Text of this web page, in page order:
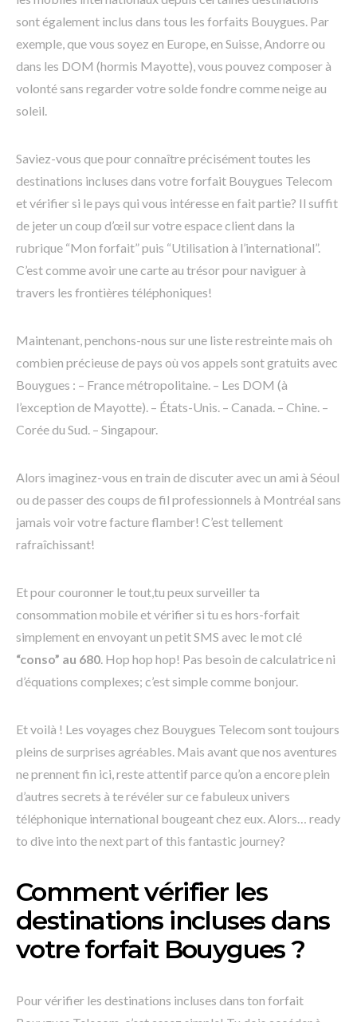
sont également inclus dans tous les forfaits Bouygues. Par
exemple, que vous soyez en Europe, en Suisse, Andorre ou
dans les DOM (hormis Mayotte), vous pouvez composer à
volonté sans regarder votre solde fondre comme neige au
soleil.
Saviez-vous que pour connaître précisément toutes les
destinations incluses dans votre forfait Bouygues Telecom
et vérifier si le pays qui vous intéresse en fait partie? Il suffit
de jeter un coup d’œil sur votre espace client dans la
rubrique “Mon forfait” puis “Utilisation à l’international”.
C’est comme avoir une carte au trésor pour naviguer à
travers les frontières téléphoniques!
Maintenant, penchons-nous sur une liste restreinte mais oh
combien précieuse de pays où vos appels sont gratuits avec
Bouygues : – France métropolitaine. – Les DOM (à
l’exception de Mayotte). – États-Unis. – Canada. – Chine. –
Corée du Sud. – Singapour.
Alors imaginez-vous en train de discuter avec un ami à Séoul
ou de passer des coups de fil professionnels à Montréal sans
jamais voir votre facture flamber! C’est tellement
rafraîchissant!
Et pour couronner le tout,tu peux surveiller ta
consommation mobile et vérifier si tu es hors-forfait
simplement en envoyant un petit SMS avec le mot clé
“conso” au 680. Hop hop hop! Pas besoin de calculatrice ni
d’équations complexes; c’est simple comme bonjour.
Et voilà ! Les voyages chez Bouygues Telecom sont toujours
pleins de surprises agréables. Mais avant que nos aventures
ne prennent fin ici, reste attentif parce qu’on a encore plein
d’autres secrets à te révéler sur ce fabuleux univers
téléphonique international bougeant chez eux. Alors… ready
to dive into the next part of this fantastic journey?
Comment vérifier les
destinations incluses dans
votre forfait Bouygues ?
Pour vérifier les destinations incluses dans ton forfait